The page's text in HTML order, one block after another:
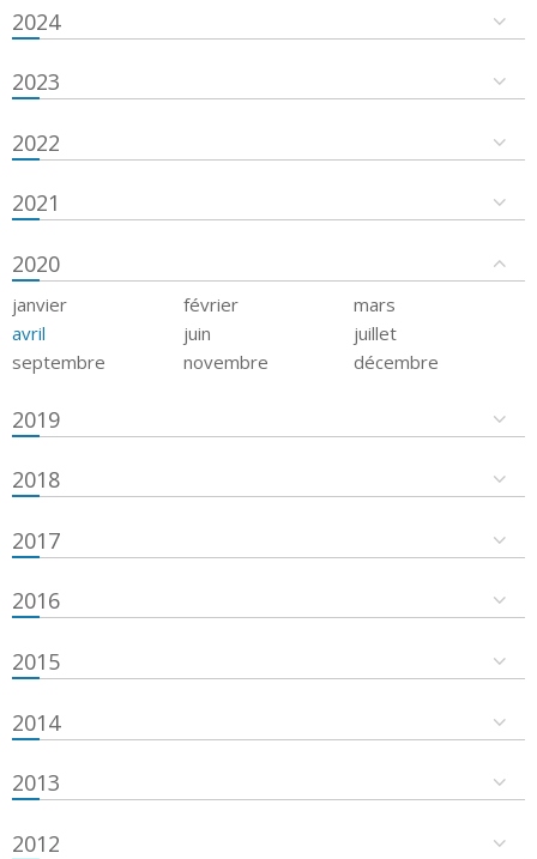
2024
2023
2022
2021
2020
janvier février
mars
avril
juin
juillet
septembre
novembre décembre
2019
2018
2017
2016
2015
2014
2013
2012